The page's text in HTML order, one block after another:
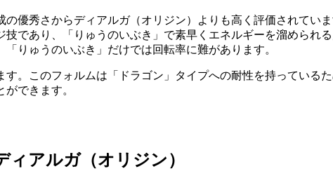
優秀さからディアルガ（オリジン）よりも高く評価されてい
であり、「りゅうのいぶき」で素早くエネルギーを溜められ
りゅうのいぶき」だけでは回転率に難があります。
。このフォルムは「ドラゴン」タイプへの耐性を持っている
できます。
アルガ（オリジン）